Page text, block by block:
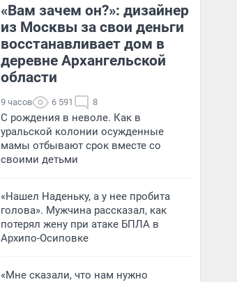
бизнесе
«Вам зачем он?»: дизайнер
из Москвы за свои деньги
восстанавливает дом в
деревне Архангельской
области
9 часов 6 591 8
С рождения в неволе. Как в
уральской колонии осужденные
мамы отбывают срок вместе со
своими детьми
«Нашел Наденьку, а у нее пробита
голова». Мужчина рассказал, как
потерял жену при атаке БПЛА в
Архипо-Осиповке
«Мне сказали, что нам нужно